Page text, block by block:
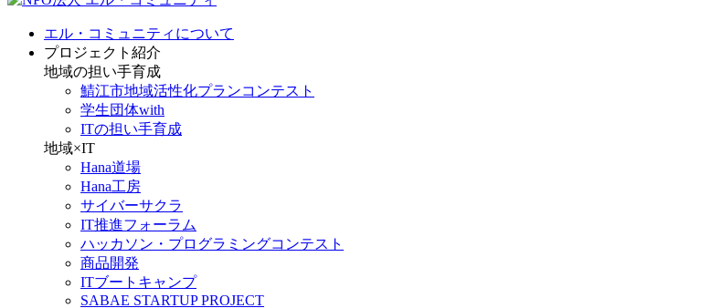
エル・コミュニティについて
プロジェクト紹介
地域の担い手育成
鯖江市地域活性化プランコンテスト
学生団体with
ITの担い手育成
地域×IT
Hana道場
Hana工房
サイバーサクラ
IT推進フォーラム
ハッカソン・プログラミングコンテスト
商品開発
ITブートキャンプ
SABAE STARTUP PROJECT